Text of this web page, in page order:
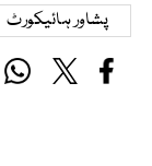
پشاور ہائیکورٹ